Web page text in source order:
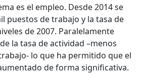
es el empleo. Desde 2014 se
puestos de trabajo y la tasa de
de 2007. Paralelamente
la tasa de actividad –menos
lo que ha permitido que el
de forma significativa.